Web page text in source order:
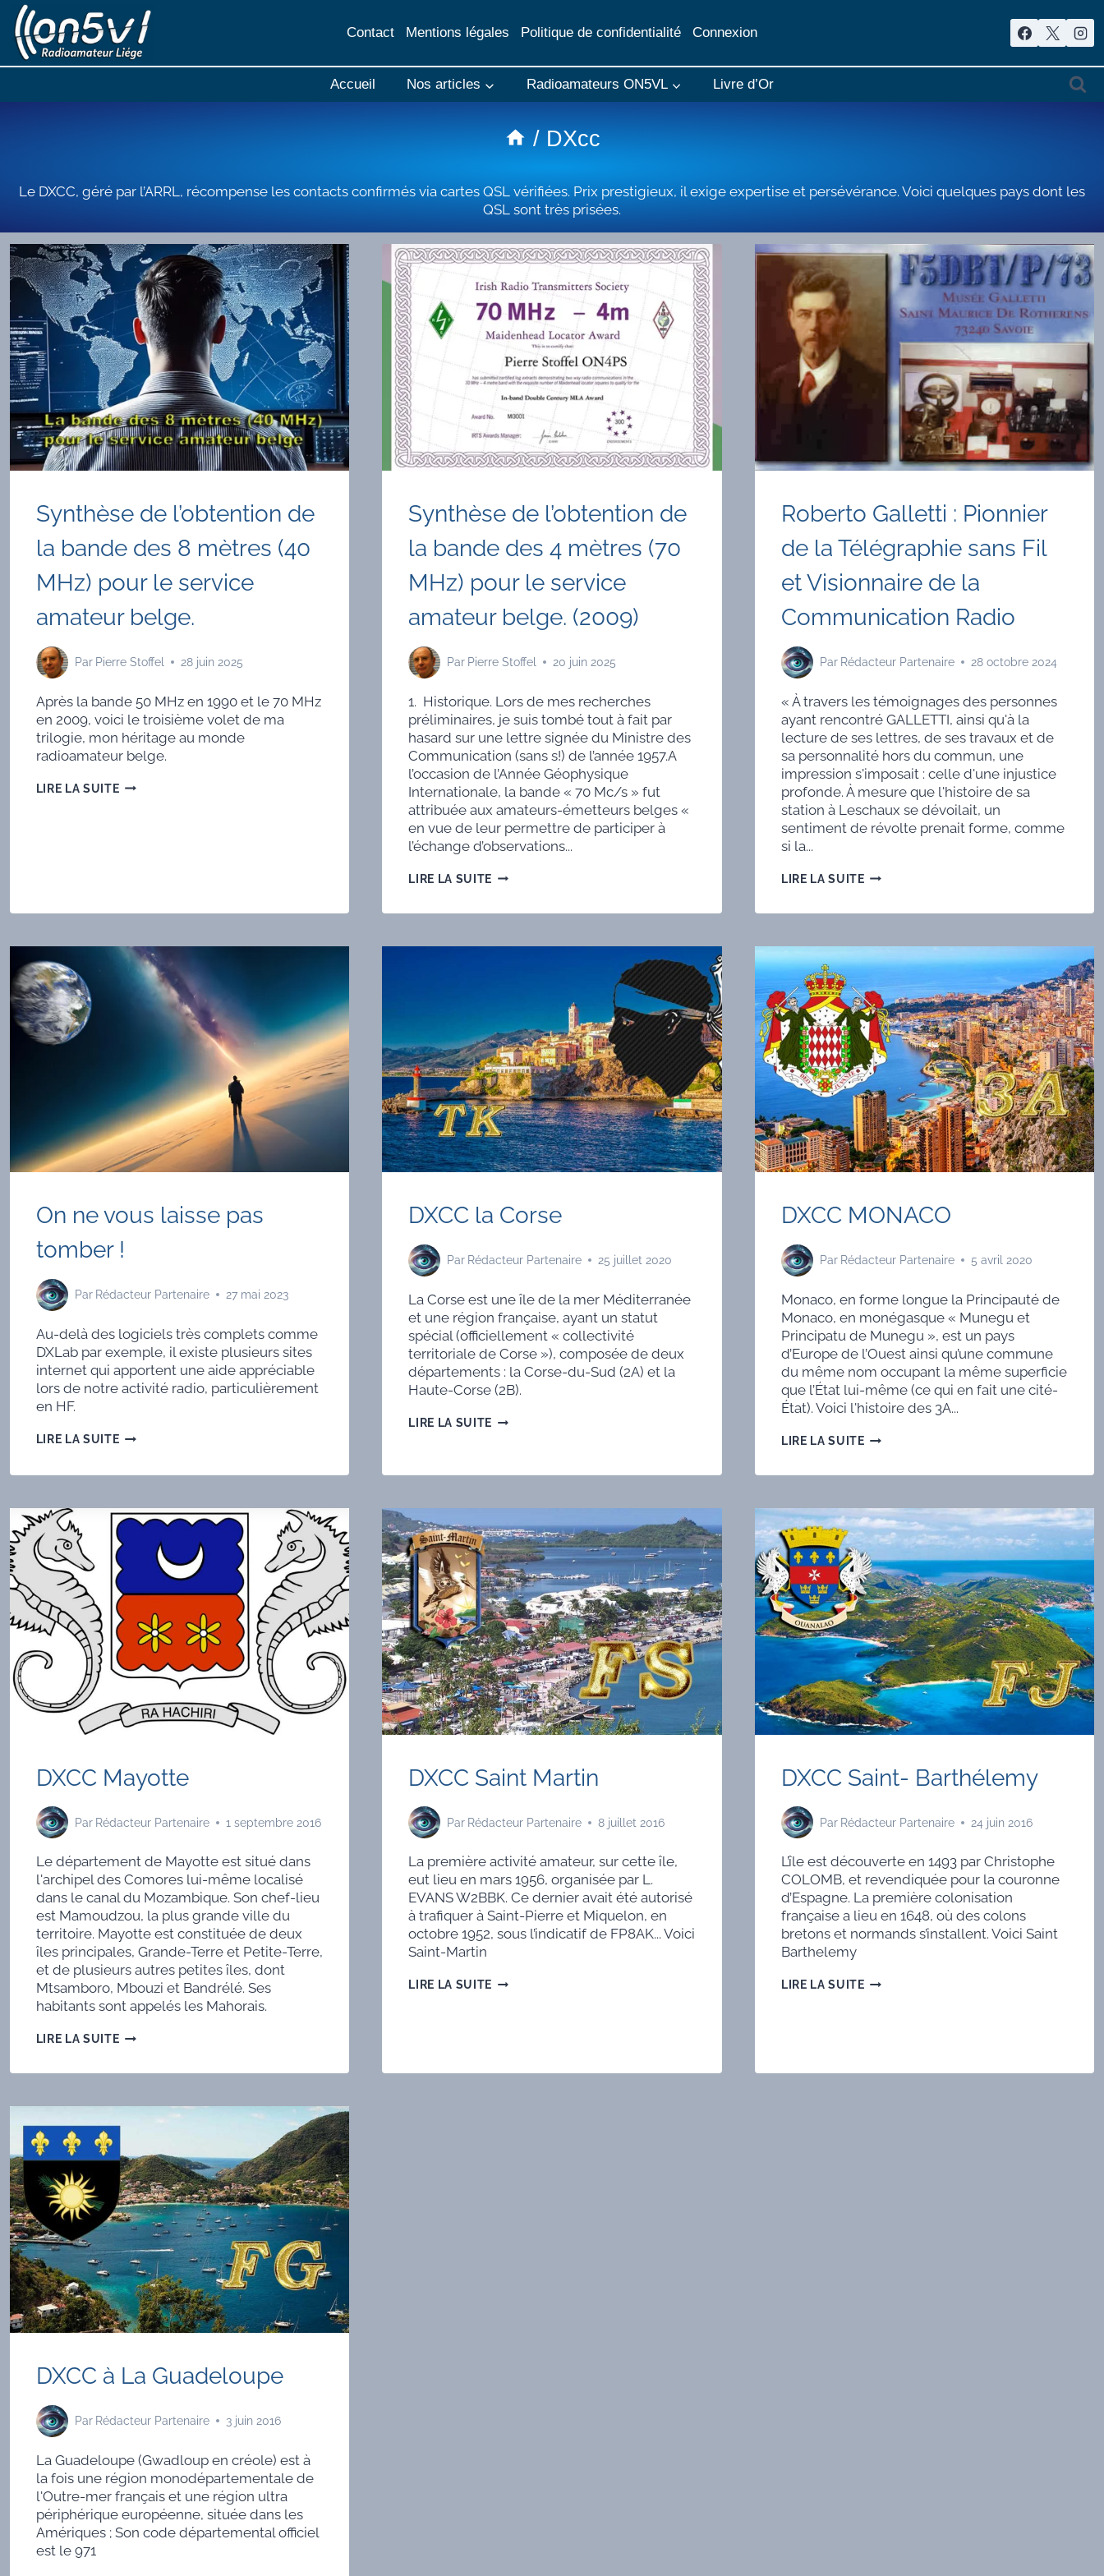
Aller
au
contenu
Contact Mentions légales Politique de confidentialité Connexion
Accueil Nos articles Radioamateurs ON5VL Livre d’Or
/ DXcc
Le DXCC, géré par l’ARRL, récompense les contacts confirmés via cartes QSL vérifiées. Prix prestigieux, il exige expertise et persévérance. Voici quelques pays dont les
QSL sont très prisées.
Synthèse de l’obtention de
la bande des 8 mètres (40
MHz) pour le service
amateur belge.
Par Pierre Stoffel 28 juin 2025
Après la bande 50 MHz en 1990 et le 70 MHz
en 2009, voici le troisième volet de ma
trilogie, mon héritage au monde
radioamateur belge.
LIRE LA SUITESYNTHÈSE
POUR
LE
SERVICE
AMATEUR
Synthèse de l’obtention de
la bande des 4 mètres (70
MHz) pour le service
amateur belge. (2009)
Par Pierre Stoffel 20 juin 2025
1. Historique. Lors de mes recherches
préliminaires, je suis tombé tout à fait par
hasard sur une lettre signée du Ministre des
Communication (sans s!) de l’année 1957.A
l’occasion de l’Année Géophysique
Internationale, la bande « 70 Mc/s » fut
attribuée aux amateurs-émetteurs belges «
en vue de leur permettre de participer à
l’échange d’observations...
LIRE LA SUITE SYNTHÈSE
BANDE
POUR
LE
SERVICE
AMATEUR
BELGE.
(2009)
Roberto Galletti : Pionnier
de la Télégraphie sans Fil
et Visionnaire de la
Communication Radio
Par Rédacteur Partenaire 28 octobre 2024
« À travers les témoignages des personnes
ayant rencontré GALLETTI, ainsi qu'à la
lecture de ses lettres, de ses travaux et de
sa personnalité hors du commun, une
impression s'imposait : celle d'une injustice
profonde. À mesure que l'histoire de sa
station à Leschaux se dévoilait, un
sentiment de révolte prenait forme, comme
si la...
LIRE LA SUITEROBERTO
LA
TÉLÉGRAPHIE
FIL
ET
VISIONNAIRE
DE
LA
COMMUNICATION
RADIO
On ne vous laisse pas
tomber !
Par Rédacteur Partenaire 27 mai 2023
Au-delà des logiciels très complets comme
DXLab par exemple, il existe plusieurs sites
internet qui apportent une aide appréciable
lors de notre activité radio, particulièrement
en HF.
LIRE LA SUITEON
TOMBER
!
DXCC la Corse
Par Rédacteur Partenaire 25 juillet 2020
La Corse est une île de la mer Méditerranée
et une région française, ayant un statut
spécial (officiellement « collectivité
territoriale de Corse »), composée de deux
départements : la Corse-du-Sud (2A) et la
Haute-Corse (2B).
LIRE LA SUITE DXCC
DXCC MONACO
Par Rédacteur Partenaire 5 avril 2020
Monaco, en forme longue la Principauté de
Monaco, en monégasque « Munegu et
Principatu de Munegu », est un pays
d’Europe de l’Ouest ainsi qu’une commune
du même nom occupant la même superficie
que l’État lui-même (ce qui en fait une cité-
État). Voici l'histoire des 3A...
LIRE LA SUITEDXCC
DXCC Mayotte
Par Rédacteur Partenaire 1 septembre 2016
Le département de Mayotte est situé dans
l'archipel des Comores lui-même localisé
dans le canal du Mozambique. Son chef-lieu
est Mamoudzou, la plus grande ville du
territoire. Mayotte est constituée de deux
îles principales, Grande-Terre et Petite-Terre,
et de plusieurs autres petites îles, dont
Mtsamboro, Mbouzi et Bandrélé. Ses
habitants sont appelés les Mahorais.
LIRE LA SUITEDXCC
DXCC Saint Martin
Par Rédacteur Partenaire 8 juillet 2016
La première activité amateur, sur cette île,
eut lieu en mars 1956, organisée par L.
EVANS W2BBK. Ce dernier avait été autorisé
à trafiquer à Saint-Pierre et Miquelon, en
octobre 1952, sous l’indicatif de FP8AK... Voici
Saint-Martin
LIRE LA SUITE DXCC
DXCC Saint- Barthélemy
Par Rédacteur Partenaire 24 juin 2016
L’île est découverte en 1493 par Christophe
COLOMB, et revendiquée pour la couronne
d’Espagne. La première colonisation
française a lieu en 1648, où des colons
bretons et normands s’installent. Voici Saint
Barthelemy
LIRE LA SUITEDXCC
DXCC à La Guadeloupe
Par Rédacteur Partenaire 3 juin 2016
La Guadeloupe (Gwadloup en créole) est à
la fois une région monodépartementale de
l'Outre-mer français et une région ultra
périphérique européenne, située dans les
Amériques ; Son code départemental officiel
est le 971